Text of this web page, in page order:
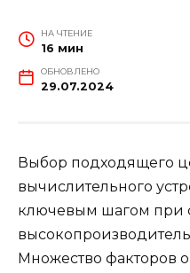
НА ЧТЕНИЕ
16 мин
ОБНОВЛЕНО
29.07.2024
Выбор подходящего
вычислительного
ключевым шагом при
Множество факторов